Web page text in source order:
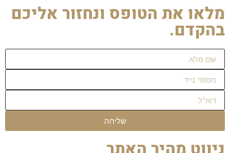
מלאו את הטופס ונחזור אליכם
בהקדם.
שליחה